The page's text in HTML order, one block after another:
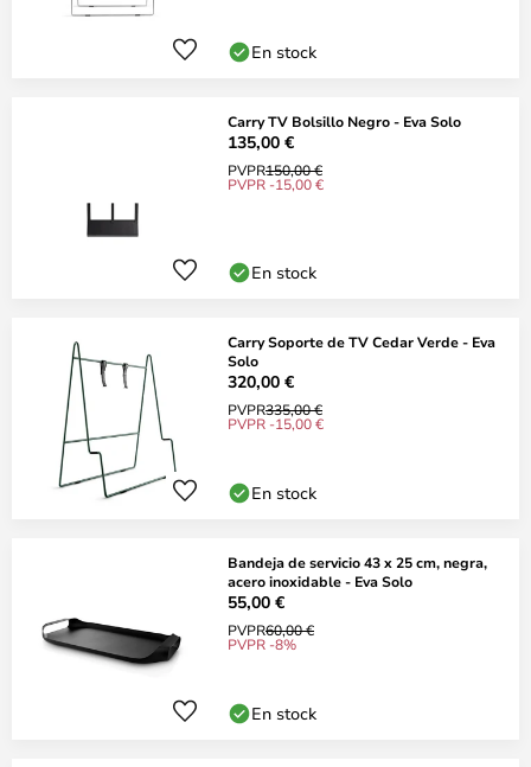
En stock
Carry TV Bolsillo Negro - Eva Solo
135,00 €
PVPR150,00 €
PVPR -15,00 €
En stock
Carry Soporte de TV Cedar Verde - Eva
Solo
320,00 €
PVPR335,00 €
PVPR -15,00 €
En stock
Bandeja de servicio 43 x 25 cm, negra,
acero inoxidable - Eva Solo
55,00 €
PVPR60,00 €
PVPR -8%
En stock